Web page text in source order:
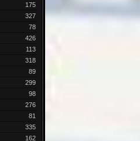
175
327
78
426
113
318
89
299
98
276
81
335
162